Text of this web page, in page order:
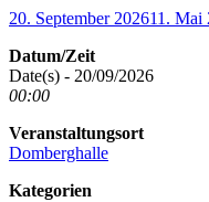
Veröffentlicht
20. September 202611. Mai
Datum/Zeit
Date(s) - 20/09/2026
00:00
Veranstaltungsort
Domberghalle
Kategorien